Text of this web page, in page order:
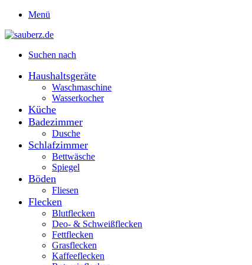
Menü
Suchen nach
Haushaltsgeräte
Waschmaschine
Wasserkocher
Küche
Badezimmer
Dusche
Schlafzimmer
Bettwäsche
Spiegel
Böden
Fliesen
Flecken
Blutflecken
Deo- & Schweißflecken
Fettflecken
Grasflecken
Kaffeeflecken